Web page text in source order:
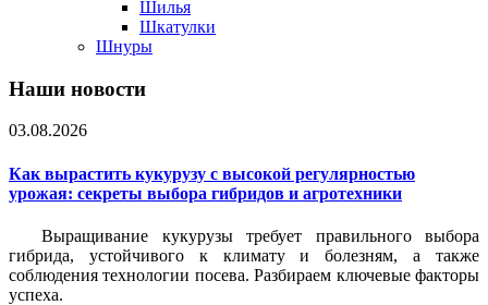
Шилья
Шкатулки
Шнуры
Наши новости
03.08.2026
Как вырастить кукурузу с высокой регулярностью
урожая: секреты выбора гибридов и агротехники
Выращивание кукурузы требует правильного выбора
гибрида, устойчивого к климату и болезням, а также
соблюдения технологии посева. Разбираем ключевые факторы
успеха.